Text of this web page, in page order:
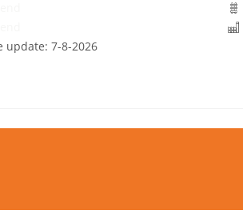
update: 7-8-2026